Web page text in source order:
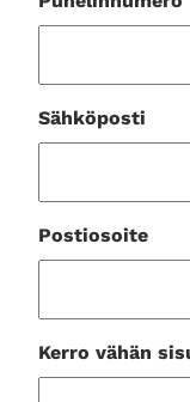
Sähköposti
Postiosoite
Kerro vähän